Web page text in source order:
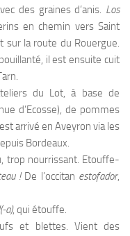
des graines d’anis. Los
en chemin vers Saint
sur la route du Rouergue.
il est ensuite cuit
du Lot, à base de
d’Ecosse), de pommes
arrivé en Aveyron via les
Bordeaux.
trop nourrissant. Etouffe-
!De l’occitan estofador,
a), qui étouffe.
et blettes. Vient des